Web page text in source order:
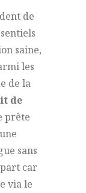
de
saine,
les
de la
de
prête
sans
car
via le